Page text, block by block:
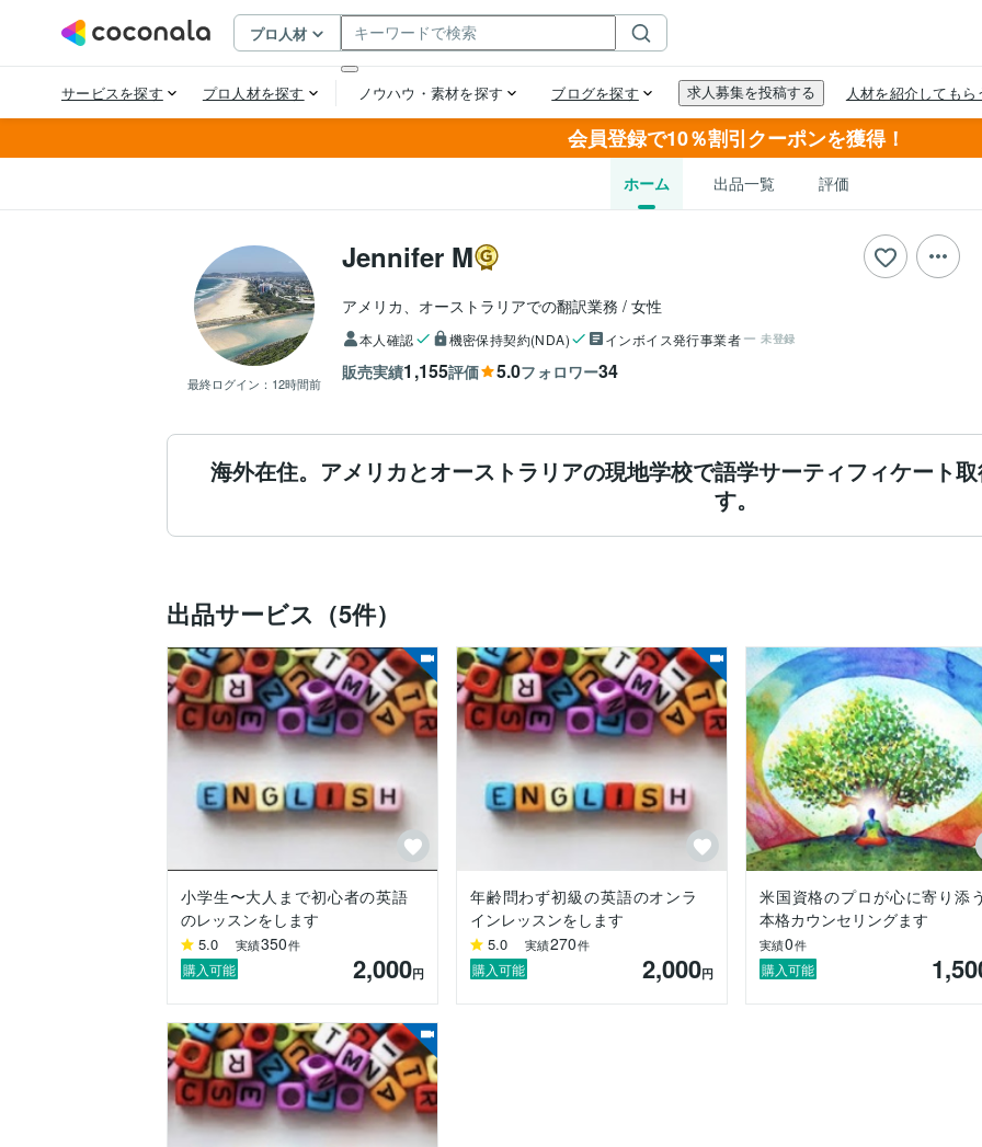
会員登録で10％割引クーポンを獲得！
ホーム 出品一覧 評価
最終ログイン： 12時間前
Jennifer M
アメリカ、オーストラリアでの翻訳業務 女性
本人確認 機密保持契約(NDA) インボイス発行事業者 未登録
販売実績1,155評価 5.0フォロワー34
海外在住。アメリカとオーストラリアの現地学校で語学サーティフィケート
す。
出品サービス（5件）
小学生〜大人まで初心者の英語
のレッスンをします
5.0 実績350件
購入可能 2,000円
年齢問わず初級の英語のオンラ
インレッスンをします
5.0 実績270件
購入可能 2,000円
米国資格のプロが心に寄り添う
本格カウンセリングます
実績0件
購入可能